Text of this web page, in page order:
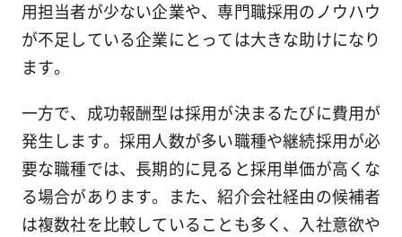
用担当者が少ない企業や、専門職採用のノウハウ
が不足している企業にとっては大きな助けになり
ます。
一方で、成功報酬型は採用が決まるたびに費用が
発生します。採用人数が多い職種や継続採用が必
要な職種では、長期的に見ると採用単価が高くな
る場合があります。また、紹介会社経由の候補者
は複数社を比較していることも多く、入社意欲や